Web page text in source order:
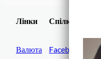
Лінки
Валюта
Спілки
Facebook